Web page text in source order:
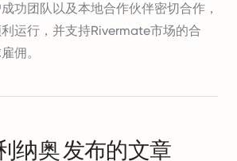
功团队以及本地合作伙伴密切合作，
运行，并支持Rivermate市场的合
佣。
纳奥 发布的文章